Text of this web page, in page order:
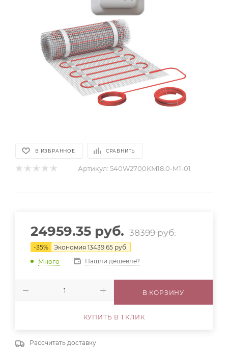
В ИЗБРАННОЕ СРАВНИТЬ
Артикул: 540W2700KM18.0-M1-01
24959.35 руб. 38399руб.
-35% Экономия 13439.65 руб.
Много
Нашли дешевле?
В КОРЗИНУ
КУПИТЬ В 1 КЛИК
Рассчитать доставку